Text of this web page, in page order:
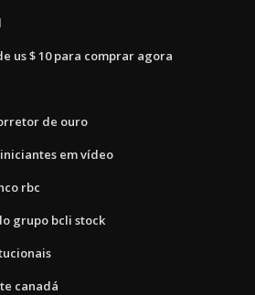
us $ 10 para comprar agora
de ouro
em vídeo
rbc
grupo bcli stock
canadá